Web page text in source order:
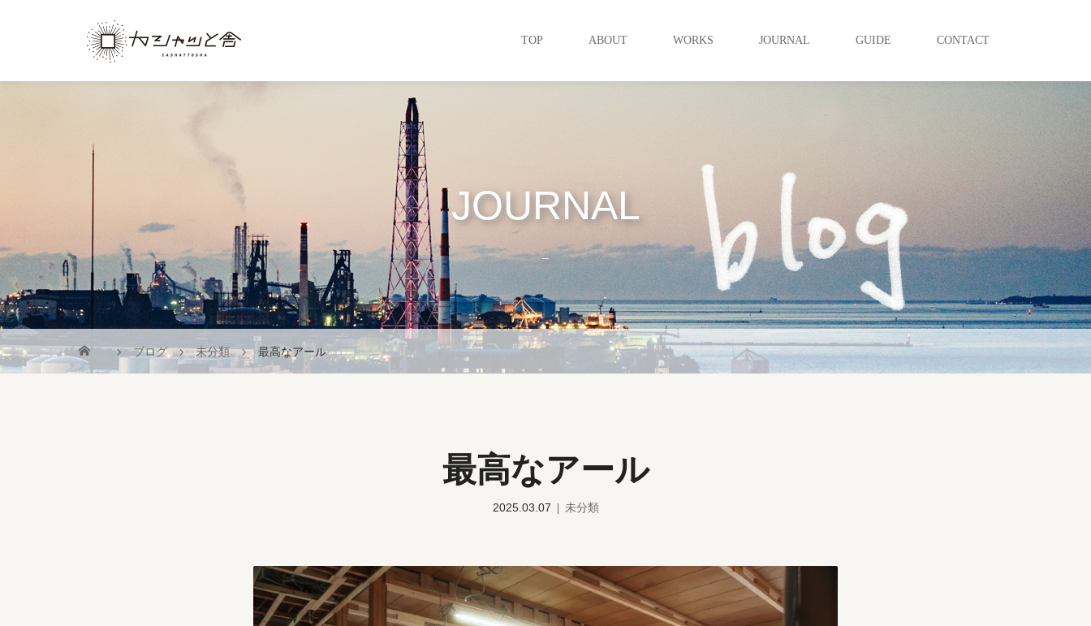
TOP ABOUT WORKS JOURNAL GUIDE CONTACT
JOURNAL
_
ブログ 未分類 最高なアール
最高なアール
2025.03.07 未分類